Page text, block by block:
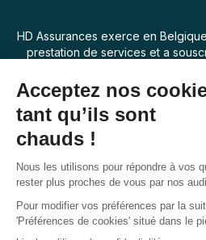
HD Assurances exerce en
prestation de services et a
le siège social est 7 rue
France. La loi applicable au
Suivez-nous